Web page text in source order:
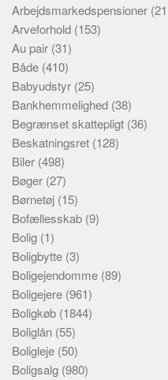
Arbejdsmarkedspensioner
Arveforhold (153)
Au pair (31)
Både (410)
Babyudstyr (25)
Bankhemmelighed (38)
Begrænset skattepligt (36)
Beskatningsret (128)
Biler (498)
Bøger (27)
Børnetøj (15)
Bofællesskab (9)
Bolig (1)
Boligbytte (3)
Boligejendomme (89)
Boligejere (961)
Boligkøb (1844)
Boliglån (55)
Boligleje (50)
Boligsalg (980)